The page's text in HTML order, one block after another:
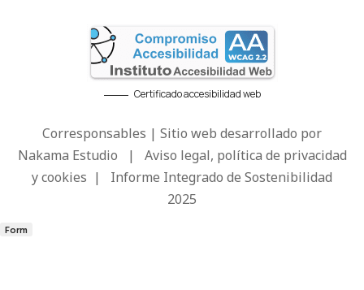
Certificado accesibilidad web
Corresponsables | Sitio web desarrollado por
Nakama Estudio | Aviso legal, política de privacidad
y cookies | Informe Integrado de Sostenibilidad
2025
Form